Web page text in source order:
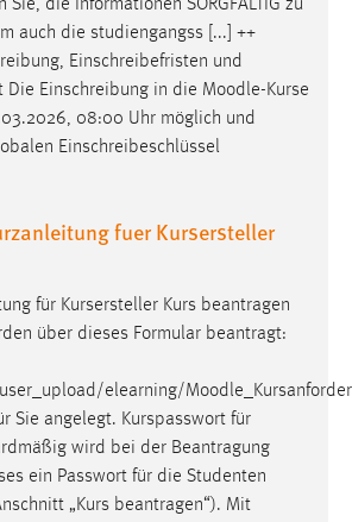
Sie, die Informationen SORGFÄLTIG zu
auch die studiengangss [...] ++
Einschreibefristen und
Die Einschreibung in die Moodle-Kurse
08:00 Uhr möglich und
Einschreibeschlüssel
fuer Kursersteller
für Kursersteller Kurs beantragen
über dieses Formular beantragt:
elearning/Moodle
Sie angelegt. Kurspasswort für
wird bei der Beantragung
ein Passwort für die Studenten
„Kurs beantragen“). Mit
die Chatfunktion nutzen zu können.
mibew-chat-frame-style-
= Sitzungslaufzeit, mibew_locale = 3
= 1 Jahr
be_lastLoginProvider
notwendig um sich an der Website